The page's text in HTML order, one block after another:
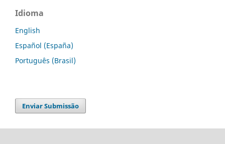
Idioma
English
Español (España)
Português (Brasil)
Enviar Submissão